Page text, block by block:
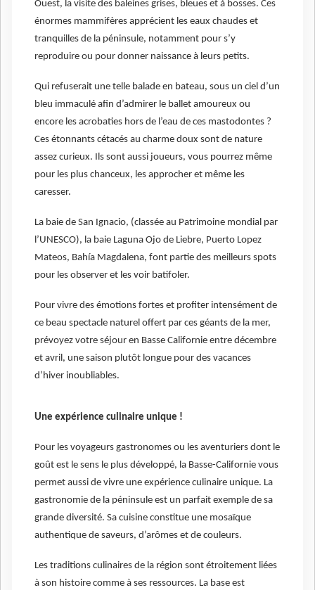
Ouest, la visite des baleines grises, bleues et à bosses. Ces
énormes mammifères apprécient les eaux chaudes et
tranquilles de la péninsule, notamment pour s’y
reproduire ou pour donner naissance à leurs petits.
Qui refuserait une telle balade en bateau, sous un ciel d’un
bleu immaculé afin d’admirer le ballet amoureux ou
encore les acrobaties hors de l’eau de ces mastodontes ?
Ces étonnants cétacés au charme doux sont de nature
assez curieux. Ils sont aussi joueurs, vous pourrez même
pour les plus chanceux, les approcher et même les
caresser.
La baie de San Ignacio, (classée au Patrimoine mondial par
l’UNESCO), la baie Laguna Ojo de Liebre, Puerto Lopez
Mateos, Bahía Magdalena, font partie des meilleurs spots
pour les observer et les voir batifoler.
Pour vivre des émotions fortes et profiter intensément de
ce beau spectacle naturel offert par ces géants de la mer,
prévoyez votre séjour en Basse Californie entre décembre
et avril, une saison plutôt longue pour des vacances
d’hiver inoubliables.
Une expérience culinaire unique !
Pour les voyageurs gastronomes ou les aventuriers dont le
goût est le sens le plus développé, la Basse-Californie vous
permet aussi de vivre une expérience culinaire unique. La
gastronomie de la péninsule est un parfait exemple de sa
grande diversité. Sa cuisine constitue une mosaïque
authentique de saveurs, d’arômes et de couleurs.
Les traditions culinaires de la région sont étroitement liées
à son histoire comme à ses ressources. La base est